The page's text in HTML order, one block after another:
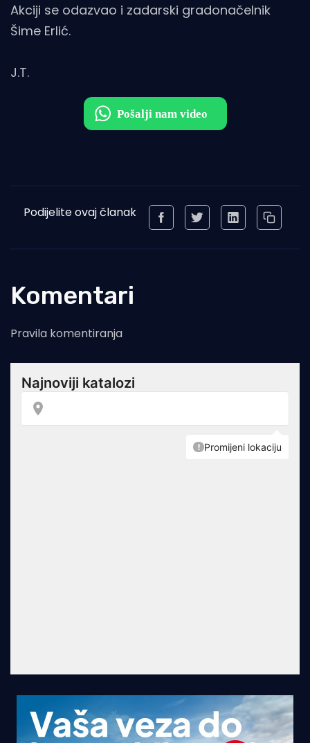
Akciji se odazvao i zadarski gradonačelnik
Šime Erlić.
J.T.
Podijelite ovaj članak
Komentari
Pravila komentiranja